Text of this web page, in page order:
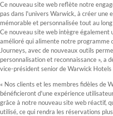
Ce nouveau site web reflète notre
pas dans l'univers Warwick, à créer une
mémorable et personnalisée tout au
Ce nouveau site web intègre également
amélioré qui alimente notre programme
Journeys, avec de nouveaux outils
personnalisation et reconnaissance », a
vice-président senior de Warwick Hotels
« Nos clients et les membres fidèles de
bénéficieront d'une expérience
grâce à notre nouveau site web réactif,
utilisé, ce qui rendra les réservations